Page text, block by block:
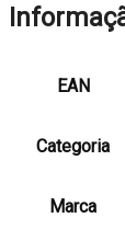
EAN
Categoria
Marca